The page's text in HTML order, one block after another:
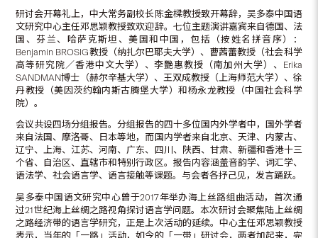
研讨会开幕礼上，中大常务副校长陈金樑教授致开幕辞，吴多泰中国语
文研究中心主任邓思颖教授致欢迎辞。七位主题演讲嘉宾来自德国、法
国、芬兰、哈萨克斯坦、美国和中国，包括（按姓名拼音序）：
Benjamin BROSIG教授（纳扎尔巴耶夫大学）、曹茜蕾教授（社会科学
高等研究院／香港中文大学）、李艷惠教授（南加州大学）、Erika
SANDMAN博士（赫尔辛基大学）、王双成教授（上海师范大学）、徐
丹教授（美因茨约翰内斯古腾堡大学）和杨永龙教授（中国社会科学
院）。
会议共设四场分组报告。分组报告的四十多位国内外学者中，国外学者
来自法国、摩洛哥、日本等地，而国内学者来自北京、天津、内蒙古、
辽宁、上海、江苏、河南、广东、四川、陕西、甘肃、新疆和香港十三
个省、自治区、直辖市和特别行政区。报告内容涵盖音韵学、词汇学、
语法学、社会语言学、语言接触等课题。与会者各抒己见，发言踊跃。
吴多泰中国语文研究中心曾于2017年举办海上丝路组曲活动，首次通
过21世纪海上丝绸之路视角探讨语言学问题。本次研讨会聚焦陆上丝绸
之路经济带的语言学研究，正是上次活动的延续。中心主任邓思颖教授
表示，当年的「一路」活动，如今的「一带」研讨会，两者加起来，完